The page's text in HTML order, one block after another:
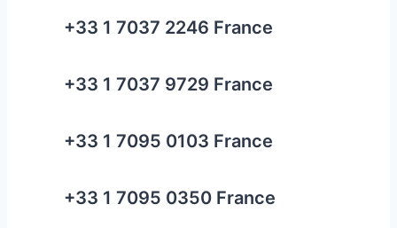
+33 1 7037 2246 France
+33 1 7037 9729 France
+33 1 7095 0103 France
+33 1 7095 0350 France